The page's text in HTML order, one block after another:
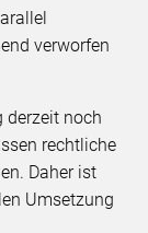
verworfen
derzeit noch
rechtliche
Daher ist
Umsetzung